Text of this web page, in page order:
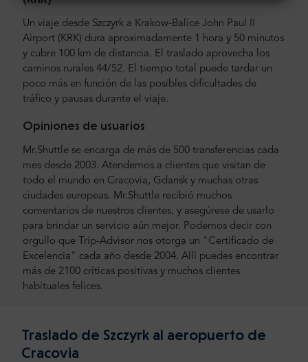
Un viaje desde Szczyrk a Krakow-Balice John Paul II
Airport (KRK) dura aproximadamente 1 hora y 50 minutos
y cubre 100 km de distancia. El traslado aprovecha los
caminos rurales 44/52. El tiempo total puede tardar un
poco más en función de las posibles dificultades de
tráfico y pausas durante el viaje.
Opiniones de usuarios
Mr.Shuttle se encarga de más de 500 transferencias cada
mes desde 2003. Atendemos a clientes que visitan de
todo el mundo en Cracovia, Gdansk y muchas otras
ciudades europeas. Mr.Shuttle recibió muchos
comentarios de nuestros clientes, y asegúrese de usarlo
para brindar un servicio aún mejor. Podemos decir con
orgullo que Trip-Advisor nos otorga un "Certificado de
Excelencia" cada año desde 2004. Allí puedes encontrar
más de 2100 críticas positivas y muchos clientes
habituales felices.
Traslado de Szczyrk al aeropuerto de
Cracovia